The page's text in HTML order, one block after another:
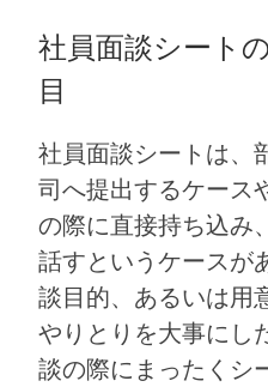
社員面談シート
目
社員面談シートは、
司へ提出するケース
の際に直接持ち込み
話すというケースが
談目的、あるいは用
やりとりを大事にし
談の際にまったくシ